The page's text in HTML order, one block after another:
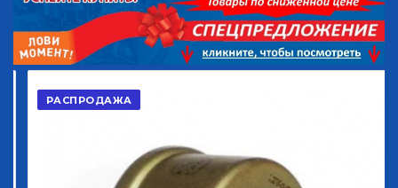
РАСПРОДАЖА